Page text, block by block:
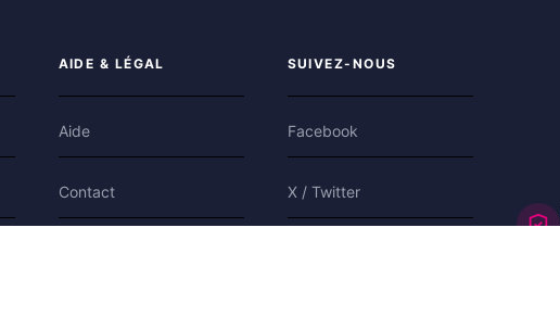
AIDE & LÉGAL
Aide
Contact
SUIVEZ-NOUS
Facebook
X / Twitter